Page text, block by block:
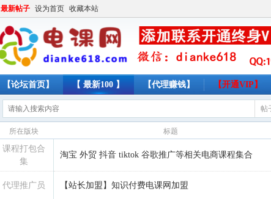
最新帖子 设为首页 收藏本站
【论坛首页】 【 最新100 】 【代理赚钱】 【开通VIP】
帖
所在版块 标题
课程打包合
集
淘宝 外贸 抖音 tiktok 谷歌推广等相关电商课程集合
代理推广员 【站长加盟】知识付费电课网加盟